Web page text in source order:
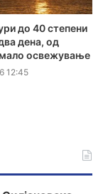
до 40 степени
дена, од
освежување
12:45